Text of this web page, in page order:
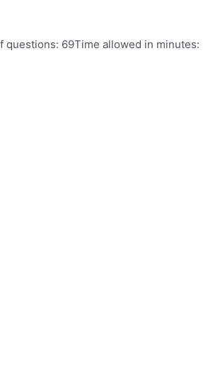
questions: 69Time allowed in minutes: